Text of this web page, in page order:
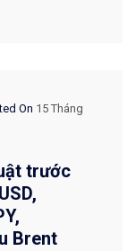
On 15 Tháng
trước
Brent